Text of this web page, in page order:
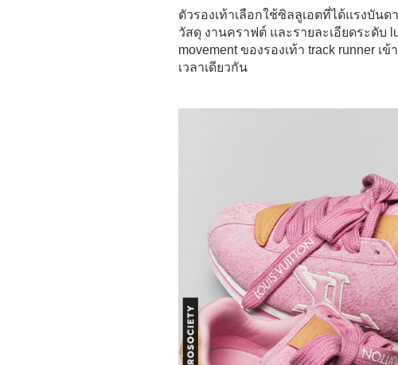
ตัวรองเท้าเลือกใช้ซิลลูเอตที่ได้แรงบัน
วัสดุ งานคราฟต์ และรายละเอียดระดับ
movement ของรองเท้า track runner
เวลาเดียวกัน